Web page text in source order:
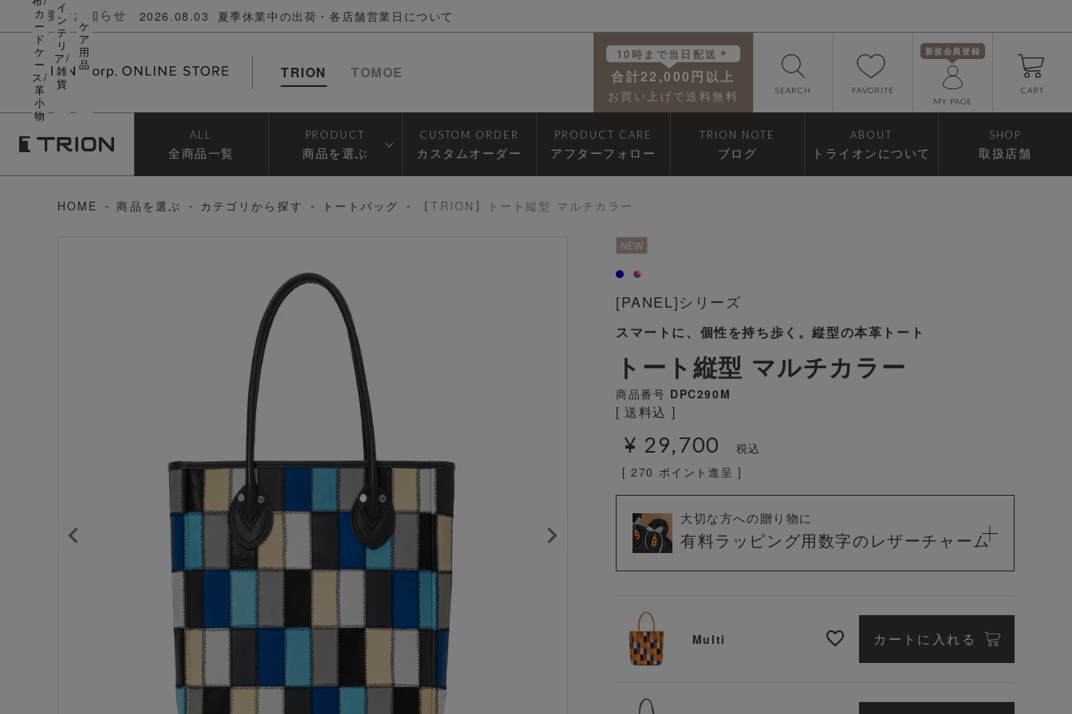
重要なお知らせ 2026.08.03 夏季休業中の出荷・各店舗営業日について
TRION TOMOE
10時まで当日配送＊
合計22,000円以上
お買い上げで送料無料 SEARCH FAVORITE
新規会員登録
MY PAGE
CART
ALL
全商品一覧
PRODUCT
商品を選ぶ
CUSTOM ORDER
カスタムオーダー
PRODUCT CARE
アフターフォロー
TRION NOTE
ブログ
ABOUT
トライオンについて
SHOP
取扱店舗
カ
ー
ド
ケ
ー
ス/
革
小
物
イ
ン
テ
リ
ア/
雑
貨
ケ
ア
用
品
HOME 商品を選ぶ カテゴリから探す トートバッグ 【TRION】トート縦型 マルチカラー
NEW
[PANEL]シリーズ
スマートに、個性を持ち歩く。縦型の本革トート
トート縦型 マルチカラー
商品番号 DPC290M
送料込
¥ 29,700
税込
[ 270 ポイント進呈 ]
大切な方への贈り物に
有料ラッピング用数字のレザーチャーム
Multi カートに入れる